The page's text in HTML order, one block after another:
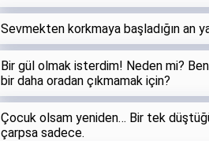
Sevmekten korkmaya başladığın an
Bir gül olmak isterdim! Neden mi?
bir daha oradan çıkmamak için?
Çocuk olsam yeniden… Bir tek
çarpsa sadece.